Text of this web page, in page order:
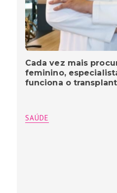
Cada vez mais
feminino,
funciona o
SAÚDE